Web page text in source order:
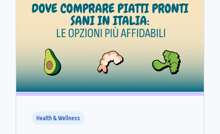
Health & Wellness